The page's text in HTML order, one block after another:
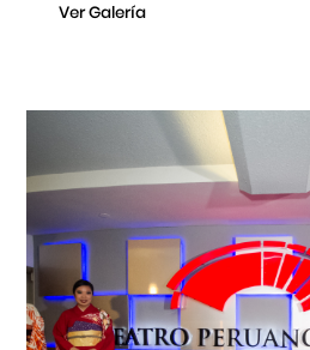
Ver Galería